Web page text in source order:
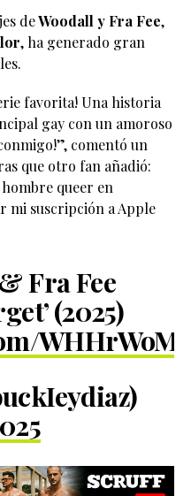
deWoodall y Fra Fee,
, ha generado gran
favorita! Una historia
gay con un amoroso
comentó un
que otro fan añadió:
queer en
mi suscripción a Apple
Fra Fee
(2025)